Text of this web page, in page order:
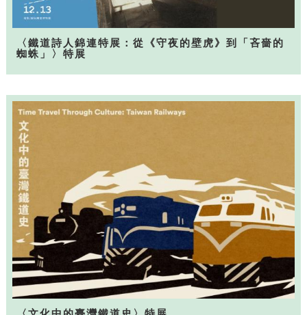
〈鐵道詩人錦連特展：從《守夜的壁虎》到「吝嗇的
蜘蛛」〉特展